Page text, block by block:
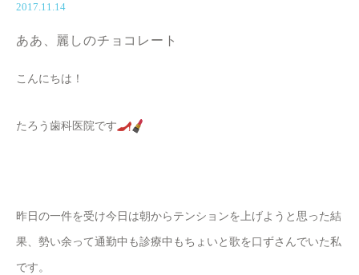
2017.11.14
ああ、麗しのチョコレート
こんにちは！
たろう歯科医院です
昨日の一件を受け今日は朝からテンションを上げようと思った結
果、勢い余って通勤中も診療中もちょいと歌を口ずさんでいた私
です。